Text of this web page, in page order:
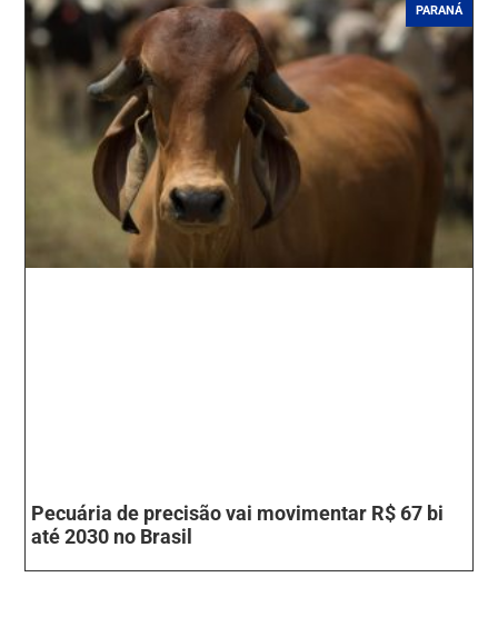
PARANÁ
Pecuária de precisão vai movimentar R$ 67 bi
até 2030 no Brasil